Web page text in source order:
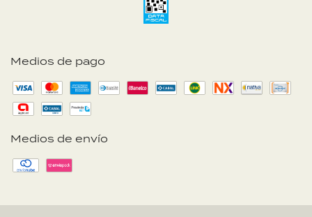
Medios de pago
Medios de envío